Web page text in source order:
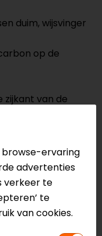
duim, wijsvinger
op de
zijkant van de
handpalm en
knokkels en de
constructie
hars aan de
browse-ervaring
advertenties
verkeer te
te
van cookies.